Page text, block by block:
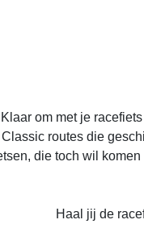
Klaar om met je
Classic routes die
die toch wil
Haal jij de